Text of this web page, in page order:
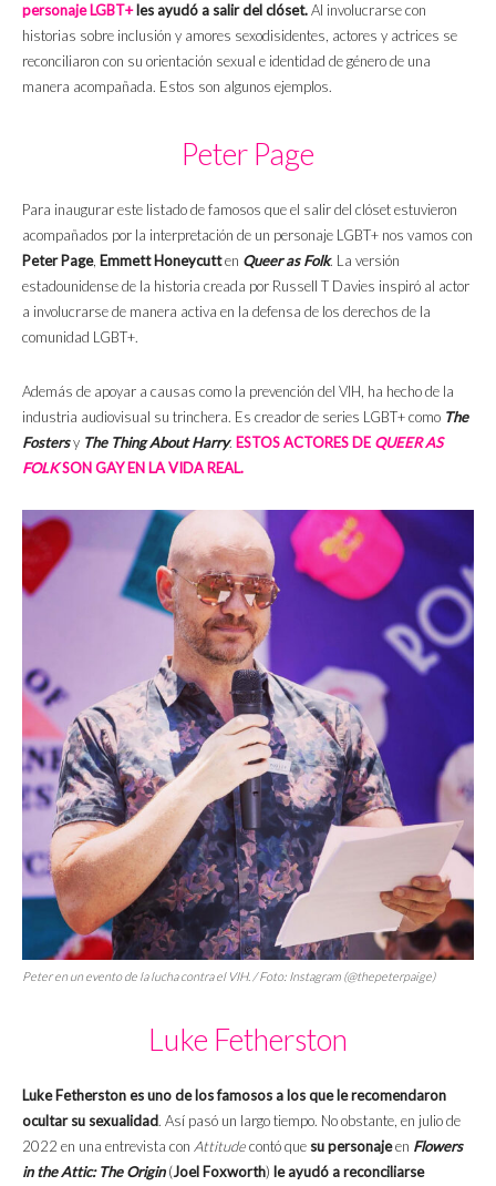
personaje LGBT+les ayudó a salir del clóset.Al involucrarse con
historias sobre inclusión y amores sexodisidentes, actores y actrices se
reconciliaron con su orientación sexual e identidad de género de una
manera acompañada. Estos son algunos ejemplos.
Peter Page
Para inaugurar este listado de famosos que el salir del clóset estuvieron
acompañados por la interpretación de un personaje LGBT+ nos vamos con
Peter Page, Emmett Honeycutten Queer as Folk. La versión
estadounidense de la historia creada por Russell T Davies inspiró al actor
a involucrarse de manera activa en la defensa de los derechos de la
comunidad LGBT+.
Además de apoyar a causas como la prevención del VIH, ha hecho de la
industria audiovisual su trinchera. Es creador de series LGBT+ como The
Fostersy The Thing About Harry. ESTOS ACTORES DE QUEER AS
FOLKSON GAY EN LA VIDA REAL.
Peter en un evento de la lucha contra el VIH. / Foto: Instagram (@thepeterpaige)
Luke Fetherston
Luke Fetherstones uno de los famosos a los que le recomendaron
ocultar su sexualidad. Así pasó un largo tiempo. No obstante, en julio de
2022 en una entrevista con Attitudecontó que su personajeen Flowers
in the Attic: The Origin(Joel Foxworth) le ayudó a reconciliarse